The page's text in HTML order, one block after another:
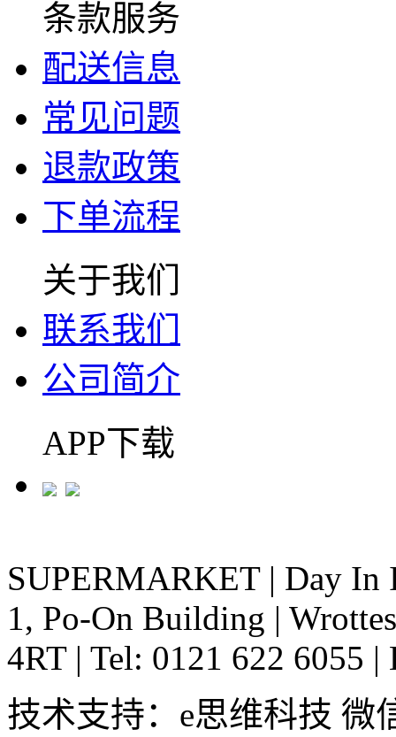
条款服务
配送信息
常见问题
退款政策
下单流程
关于我们
联系我们
公司简介
APP下载
SUPERMARKET | Day In
1, Po-On Building |
4RT | Tel: 0121 622 6055 |
技术支持：e思维科技 微